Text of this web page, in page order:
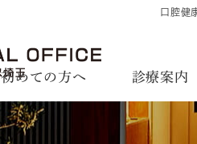
初めての方へ 診療案内
口腔健